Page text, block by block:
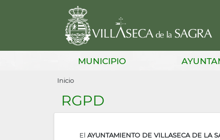
MUNICIPIO
Sobrescribir
enlaces
de
ayuda
Inicio
RGPD
El AYUNTAMIENTO DE VILLASECA DE LA